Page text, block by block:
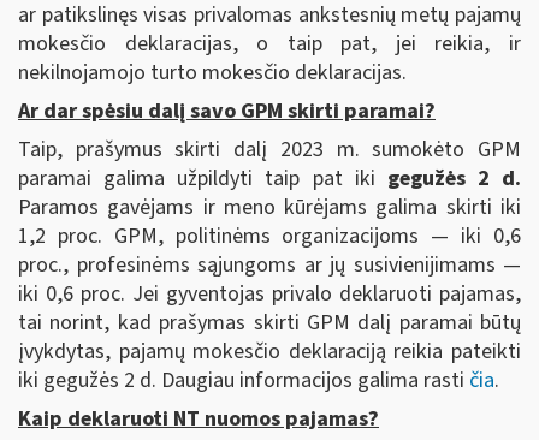
ar patikslinęs visas privalomas ankstesnių metų pajamų
mokesčio deklaracijas, o taip pat, jei reikia, ir
nekilnojamojo turto mokesčio deklaracijas.
Ar dar spėsiu dalį savo GPM skirti paramai?
Taip, prašymus skirti dalį 2023 m. sumokėto GPM
paramai galima užpildyti taip pat iki gegužės 2 d.
Paramos gavėjams ir meno kūrėjams galima skirti iki
1,2 proc. GPM, politinėms organizacijoms — iki 0,6
proc., profesinėms sąjungoms ar jų susivienijimams —
iki 0,6 proc. Jei gyventojas privalo deklaruoti pajamas,
tai norint, kad prašymas skirti GPM dalį paramai būtų
įvykdytas, pajamų mokesčio deklaraciją reikia pateikti
iki gegužės 2 d. Daugiau informacijos galima rasti čia.
Kaip deklaruoti NT nuomos pajamas?